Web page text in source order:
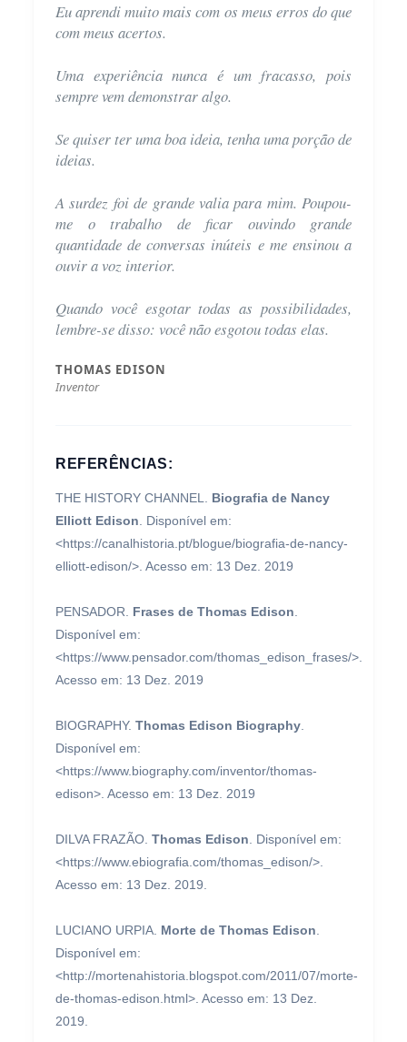
Eu aprendi muito mais com os meus erros do que
com meus acertos.
Uma experiência nunca é um fracasso, pois
sempre vem demonstrar algo.
Se quiser ter uma boa ideia, tenha uma porção de
ideias.
A surdez foi de grande valia para mim. Poupou-
me o trabalho de ficar ouvindo grande
quantidade de conversas inúteis e me ensinou a
ouvir a voz interior.
Quando você esgotar todas as possibilidades,
lembre-se disso: você não esgotou todas elas.
THOMAS EDISON
Inventor
REFERÊNCIAS:
THE HISTORY CHANNEL. Biografia de Nancy
Elliott Edison. Disponível em:
<https://canalhistoria.pt/blogue/biografia-de-nancy-
elliott-edison/>. Acesso em: 13 Dez. 2019
PENSADOR. Frases de Thomas Edison.
Disponível em:
<https://www.pensador.com/thomas_edison_frases/>.
Acesso em: 13 Dez. 2019
BIOGRAPHY. Thomas Edison Biography.
Disponível em:
<https://www.biography.com/inventor/thomas-
edison>. Acesso em: 13 Dez. 2019
DILVA FRAZÃO. Thomas Edison. Disponível em:
<https://www.ebiografia.com/thomas_edison/>.
Acesso em: 13 Dez. 2019.
LUCIANO URPIA. Morte de Thomas Edison.
Disponível em:
<http://mortenahistoria.blogspot.com/2011/07/morte-
de-thomas-edison.html>. Acesso em: 13 Dez.
2019.